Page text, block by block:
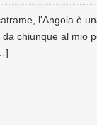
l'Angola è
chiunque al mio